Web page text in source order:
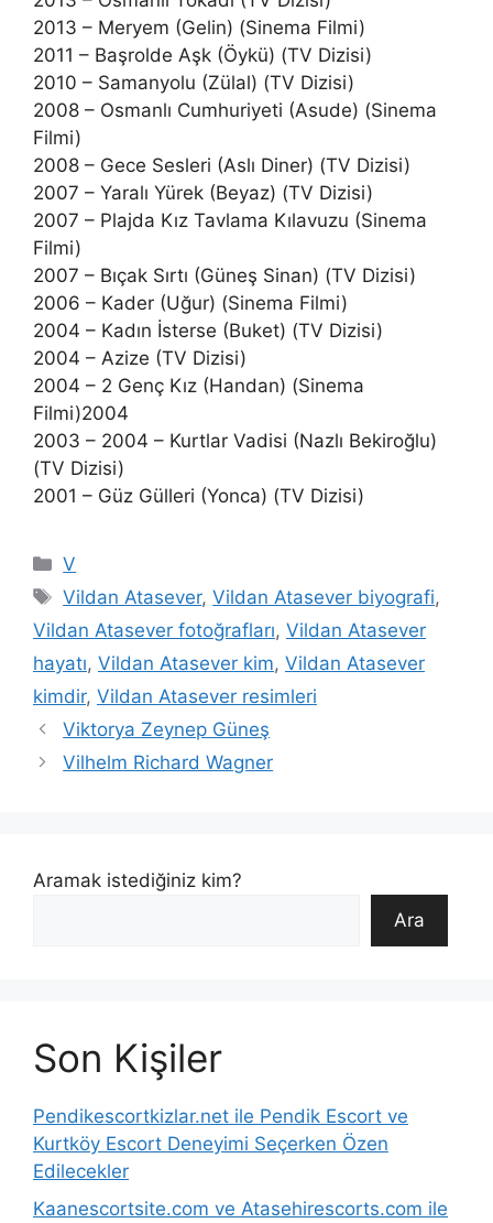
2013 – Meryem (Gelin) (Sinema Filmi)
2011 – Başrolde Aşk (Öykü) (TV Dizisi)
2010 – Samanyolu (Zülal) (TV Dizisi)
2008 – Osmanlı Cumhuriyeti (Asude) (Sinema
Filmi)
2008 – Gece Sesleri (Aslı Diner) (TV Dizisi)
2007 – Yaralı Yürek (Beyaz) (TV Dizisi)
2007 – Plajda Kız Tavlama Kılavuzu (Sinema
Filmi)
2007 – Bıçak Sırtı (Güneş Sinan) (TV Dizisi)
2006 – Kader (Uğur) (Sinema Filmi)
2004 – Kadın İsterse (Buket) (TV Dizisi)
2004 – Azize (TV Dizisi)
2004 – 2 Genç Kız (Handan) (Sinema
Filmi)2004
2003 – 2004 – Kurtlar Vadisi (Nazlı Bekiroğlu)
(TV Dizisi)
2001 – Güz Gülleri (Yonca) (TV Dizisi)
Kategoriler
V
Etiketler
Vildan Atasever,Vildan Atasever biyografi,
Vildan Atasever fotoğrafları, Vildan Atasever
hayatı, Vildan Atasever kim, Vildan Atasever
kimdir, Vildan Atasever resimleri
Viktorya Zeynep Güneş
Vilhelm Richard Wagner
Aramak istediğiniz kim?
Ara
Son Kişiler
Pendikescortkizlar.net ile Pendik Escort ve
Kurtköy Escort Deneyimi Seçerken Özen
Edilecekler
Kaanescortsite.com ve Atasehirescorts.com ile